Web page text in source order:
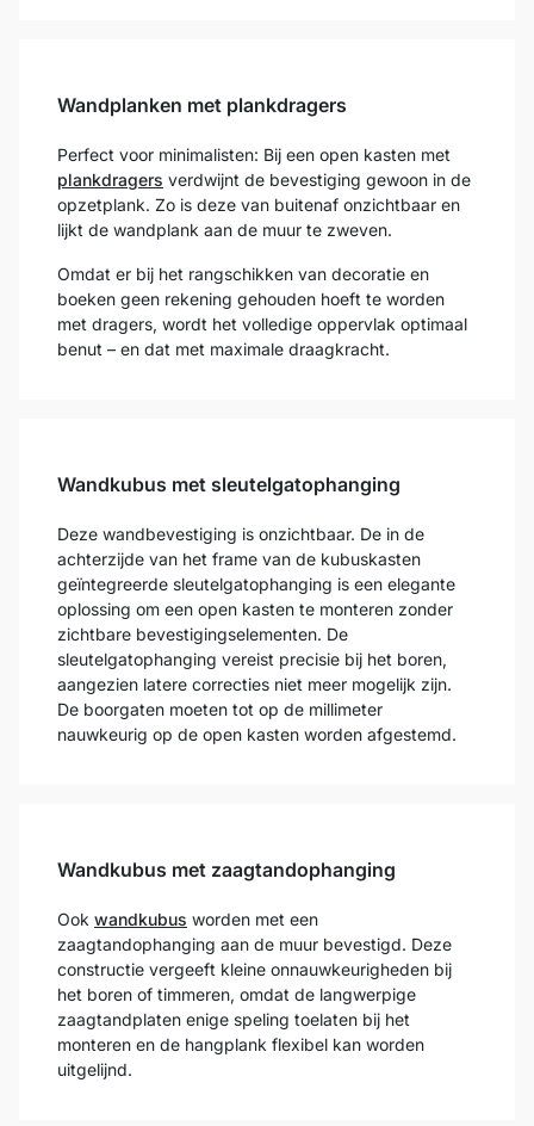
Wandplanken met plankdragers
Perfect voor minimalisten: Bij een open kasten met
plankdragers verdwijnt de bevestiging gewoon in de
opzetplank. Zo is deze van buitenaf onzichtbaar en
lijkt de wandplank aan de muur te zweven.
Omdat er bij het rangschikken van decoratie en
boeken geen rekening gehouden hoeft te worden
met dragers, wordt het volledige oppervlak optimaal
benut – en dat met maximale draagkracht.
Wandkubus met sleutelgatophanging
Deze wandbevestiging is onzichtbaar. De in de
achterzijde van het frame van de kubuskasten
geïntegreerde sleutelgatophanging is een elegante
oplossing om een open kasten te monteren zonder
zichtbare bevestigingselementen. De
sleutelgatophanging vereist precisie bij het boren,
aangezien latere correcties niet meer mogelijk zijn.
De boorgaten moeten tot op de millimeter
nauwkeurig op de open kasten worden afgestemd.
Wandkubus met zaagtandophanging
Ook wandkubus worden met een
zaagtandophanging aan de muur bevestigd. Deze
constructie vergeeft kleine onnauwkeurigheden bij
het boren of timmeren, omdat de langwerpige
zaagtandplaten enige speling toelaten bij het
monteren en de hangplank flexibel kan worden
uitgelijnd.